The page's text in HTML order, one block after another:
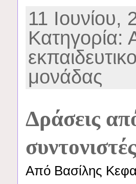
11
Κατηγορία:
μονάδας
Δράσεις
Από Βασίλης